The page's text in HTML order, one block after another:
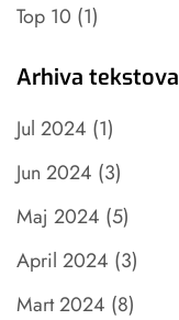
Top 10 (1)
Arhiva tekstova
Jul 2024 (1)
Jun 2024 (3)
Maj 2024 (5)
April 2024 (3)
Mart 2024 (8)